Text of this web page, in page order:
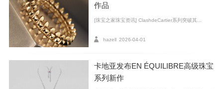
作品
[珠宝之家珠宝资讯] ClashdeCartier系列突破其...
hazell 2026-04-01
卡地亚发布EN ÉQUILIBRE高级珠宝
系列新作